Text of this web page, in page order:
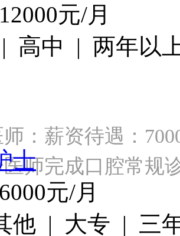
元/月
高中 | 两年以
：薪资待遇：
医师完成口腔常
士
元/月
他 | 大专 | 三